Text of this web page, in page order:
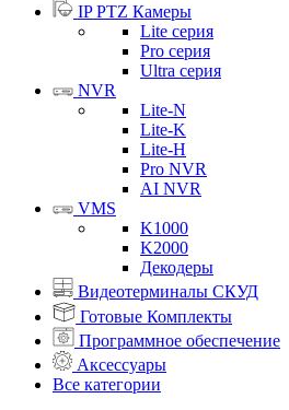
IP PTZ Камеры
Lite серия
Pro серия
Ultra серия
NVR
Lite-N
Lite-K
Lite-H
Pro NVR
AI NVR
VMS
K1000
K2000
Декодеры
Видеотерминалы СКУД
Готовые Комплекты
Программное обеспечение
Аксессуары
Все категории